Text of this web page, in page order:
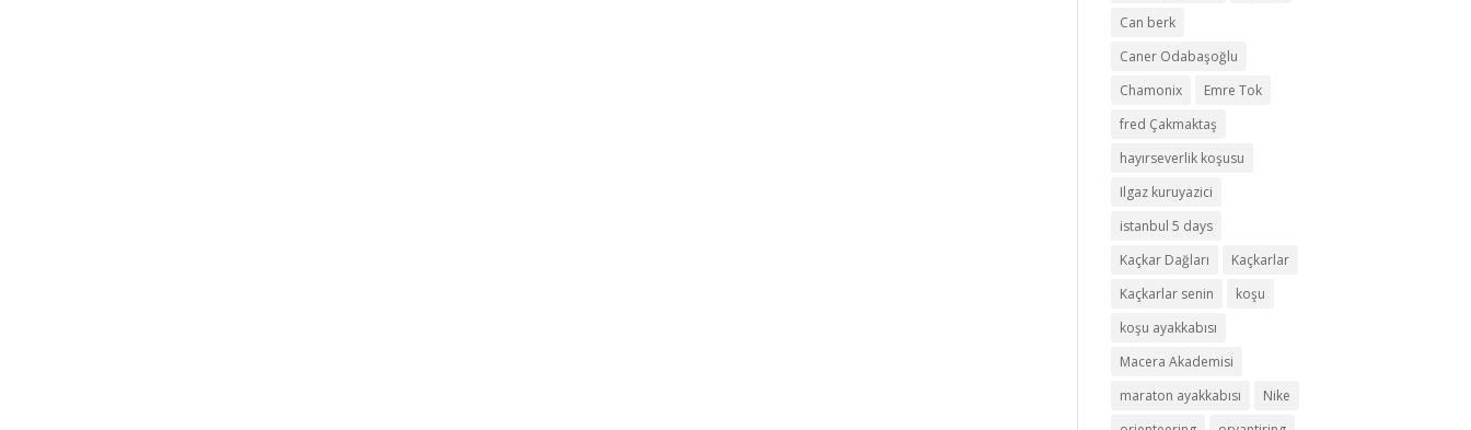
Can berk
Caner Odabaşoğlu
Chamonix
Emre Tok
fred Çakmaktaş
hayırseverlik koşusu
Ilgaz kuruyazici
istanbul 5 days
Kaçkar Dağları
Kaçkarlar
Kaçkarlar senin
koşu
koşu ayakkabısı
Macera Akademisi
maraton ayakkabısı
Nike